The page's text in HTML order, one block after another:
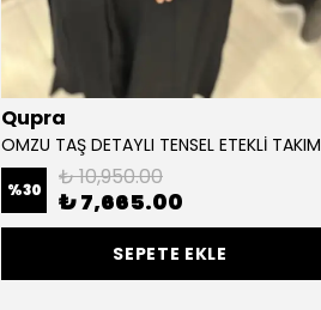
Qupra
OMZU TAŞ DETAYLI TENSEL ETEKLİ TAKIM
%30 ₺ 10,950.00
₺ 7,665.00
SEPETE EKLE